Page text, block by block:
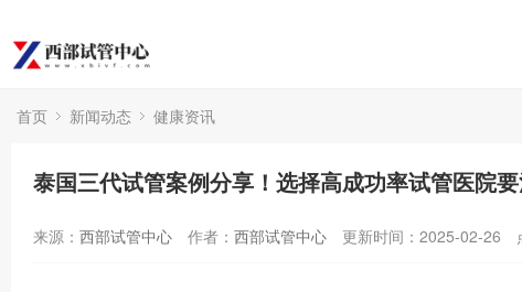
首页 新闻动态 健康资讯
泰国三代试管案例分享！选择高成功率试管医院
来源： 西部试管中心 作者： 西部试管中心 更新时间：2025-02-26